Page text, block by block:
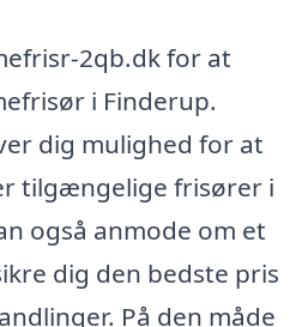
2qb.dk for at
i Finderup.
dig mulighed for at
tilgængelige frisører i
også anmode om et
dig den bedste pris
På den måde